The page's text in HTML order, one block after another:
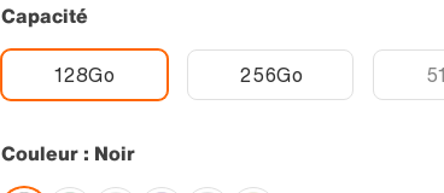
Capacité
128Go 256Go
Couleur : Noir